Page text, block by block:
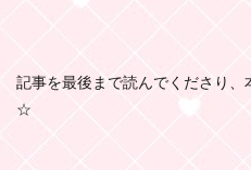
記事を最後まで読んでくださり
☆